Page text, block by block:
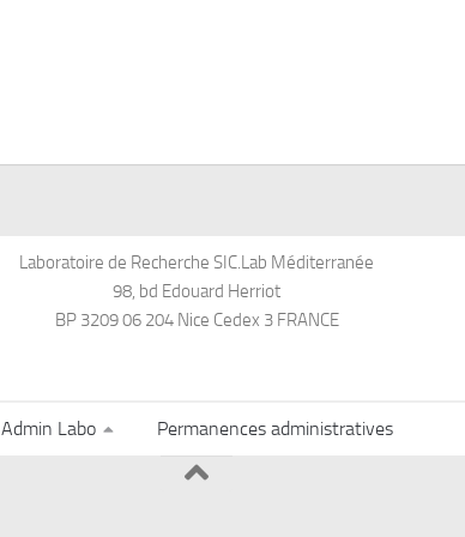
Laboratoire de Recherche SIC.Lab Méditerranée
98, bd Edouard Herriot
BP 3209 06 204 Nice Cedex 3 FRANCE
Admin Labo Permanences administratives